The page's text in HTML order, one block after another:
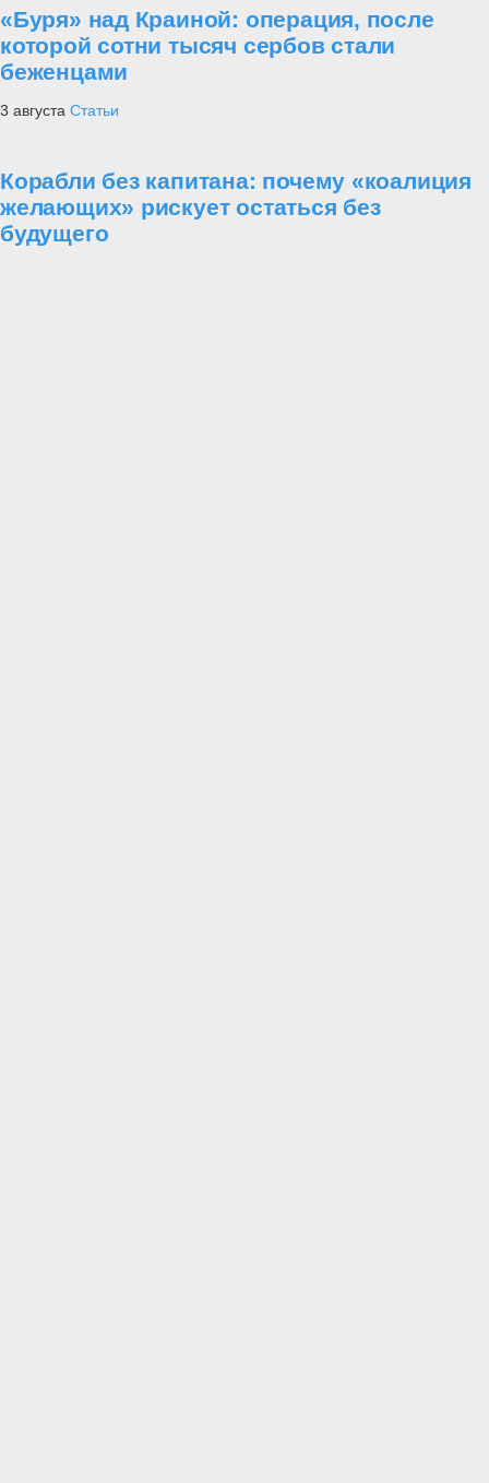
«Буря» над Краиной: операция, после
которой сотни тысяч сербов стали
беженцами
3 августа Статьи
Корабли без капитана: почему «коалиция
желающих» рискует остаться без
будущего